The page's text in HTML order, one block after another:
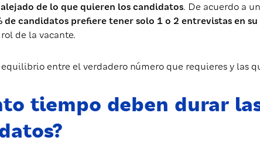
de lo que quieren los candidatos. De acuerdo a
de candidatos prefiere tener solo 1 o 2 entrevistas en
de la vacante.
entre el verdadero número que requieres y las
tiempo deben durar